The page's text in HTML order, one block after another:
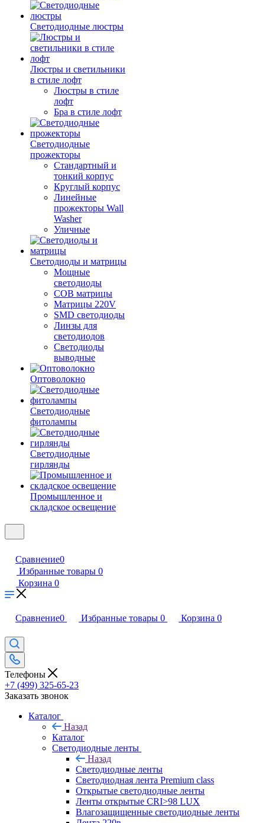
Светодиодные люстры
Люстры и светильники
в стиле лофт
Люстры в стиле
лофт
Бра в стиле лофт
Светодиодные
прожекторы
Стандартный и
тонкий корпус
Круглый корпус
Линейные
прожекторы Wall
Washer
Уличные
Светодиоды и матрицы
Мощные
светодиоды
COB матрицы
Матрицы 220V
SMD светодиоды
Линзы для
светодиодов
Светодиоды
выводные
Оптоволокно
Светодиодные
фитолампы
Светодиодные
гирлянды
Промышленное и
складское освещение
Сравнение0
Избранные товары 0
Корзина 0
Сравнение0 Избранные товары 0 Корзина 0
Телефоны
+7 (499) 325-65-23
Заказать звонок
Каталог
Назад
Каталог
Светодиодные ленты
Назад
Светодиодные ленты
Светодиодная лента Premium class
Открытые светодиодные ленты
Ленты открытые CRI>98 LUX
Влагозащищенные светодиодные ленты